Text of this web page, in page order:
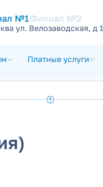
№1Филиал №2
ул. Велозаводская, д
Платные услуги